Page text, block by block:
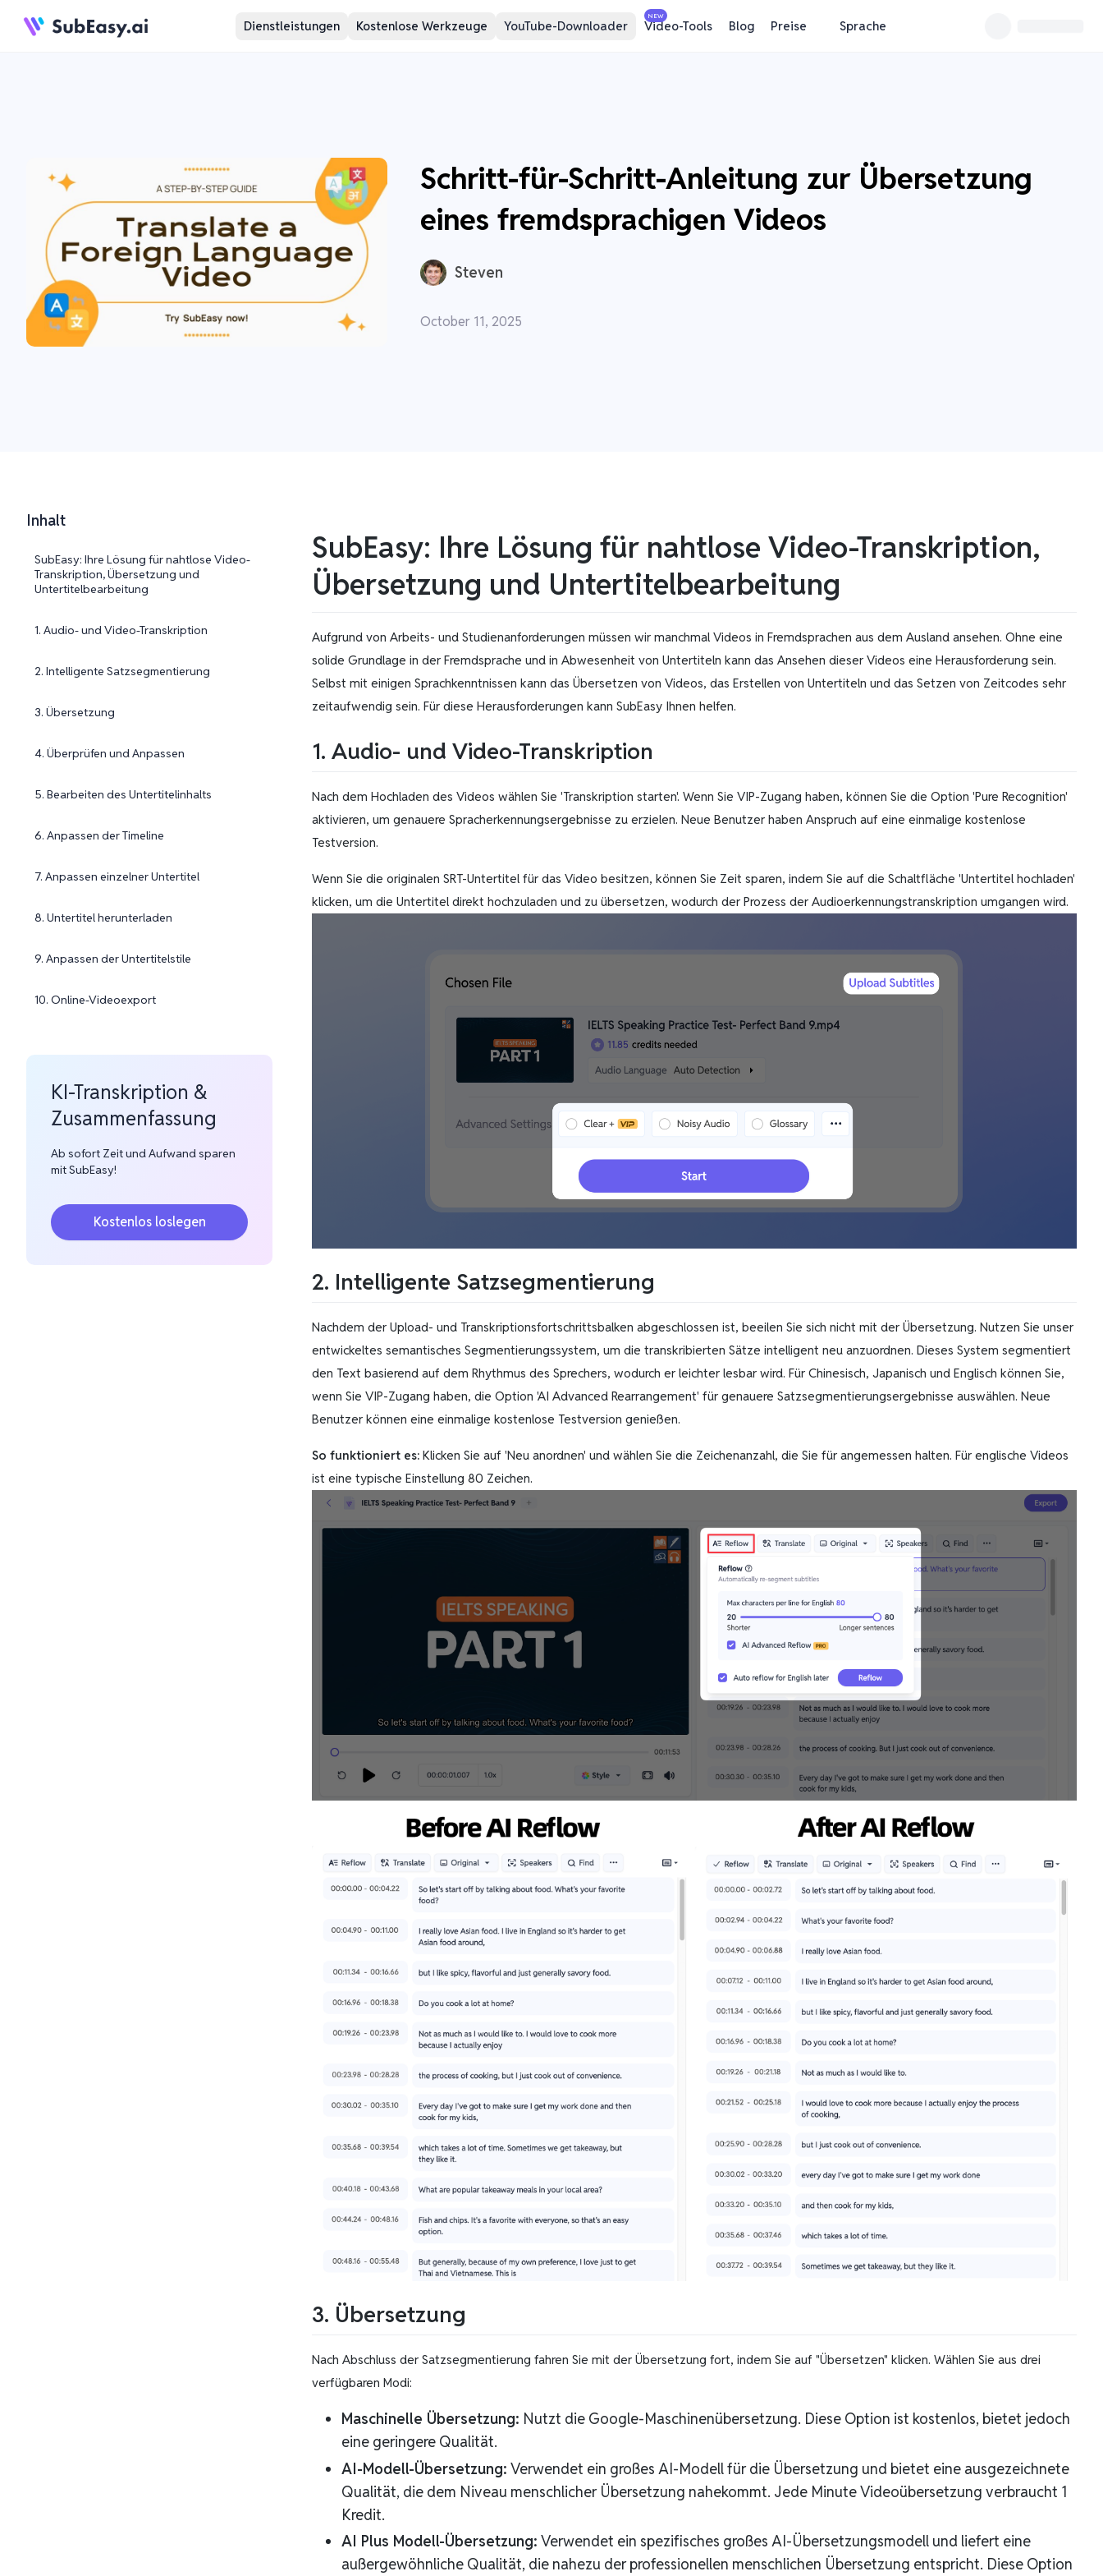
Dienstleistungen Kostenlose Werkzeuge YouTube-Downloader
NEW
Video-Tools Blog Preise Sprache
Schritt-für-Schritt-Anleitung zur Übersetzung
eines fremdsprachigen Videos
Steven
October 11, 2025
Inhalt
SubEasy: Ihre Lösung für nahtlose Video-
Transkription, Übersetzung und
Untertitelbearbeitung
1. Audio- und Video-Transkription
2. Intelligente Satzsegmentierung
3. Übersetzung
4. Überprüfen und Anpassen
5. Bearbeiten des Untertitelinhalts
6. Anpassen der Timeline
7. Anpassen einzelner Untertitel
8. Untertitel herunterladen
9. Anpassen der Untertitelstile
10. Online-Videoexport
KI-Transkription &
Zusammenfassung
Ab sofort Zeit und Aufwand sparen
mit SubEasy!
Kostenlos loslegen
SubEasy: Ihre Lösung für nahtlose Video-Transkription,
Übersetzung und Untertitelbearbeitung
Aufgrund von Arbeits- und Studienanforderungen müssen wir manchmal Videos in Fremdsprachen aus dem Ausland ansehen. Ohne eine
solide Grundlage in der Fremdsprache und in Abwesenheit von Untertiteln kann das Ansehen dieser Videos eine Herausforderung sein.
Selbst mit einigen Sprachkenntnissen kann das Übersetzen von Videos, das Erstellen von Untertiteln und das Setzen von Zeitcodes sehr
zeitaufwendig sein. Für diese Herausforderungen kann SubEasy Ihnen helfen.
1. Audio- und Video-Transkription
Nach dem Hochladen des Videos wählen Sie 'Transkription starten'. Wenn Sie VIP-Zugang haben, können Sie die Option 'Pure Recognition'
aktivieren, um genauere Spracherkennungsergebnisse zu erzielen. Neue Benutzer haben Anspruch auf eine einmalige kostenlose
Testversion.
Wenn Sie die originalen SRT-Untertitel für das Video besitzen, können Sie Zeit sparen, indem Sie auf die Schaltfläche 'Untertitel hochladen'
klicken, um die Untertitel direkt hochzuladen und zu übersetzen, wodurch der Prozess der Audioerkennungstranskription umgangen wird.
2. Intelligente Satzsegmentierung
Nachdem der Upload- und Transkriptionsfortschrittsbalken abgeschlossen ist, beeilen Sie sich nicht mit der Übersetzung. Nutzen Sie unser
entwickeltes semantisches Segmentierungssystem, um die transkribierten Sätze intelligent neu anzuordnen. Dieses System segmentiert
den Text basierend auf dem Rhythmus des Sprechers, wodurch er leichter lesbar wird. Für Chinesisch, Japanisch und Englisch können Sie,
wenn Sie VIP-Zugang haben, die Option 'AI Advanced Rearrangement' für genauere Satzsegmentierungsergebnisse auswählen. Neue
Benutzer können eine einmalige kostenlose Testversion genießen.
So funktioniert es: Klicken Sie auf 'Neu anordnen' und wählen Sie die Zeichenanzahl, die Sie für angemessen halten. Für englische Videos
ist eine typische Einstellung 80 Zeichen.
3. Übersetzung
Nach Abschluss der Satzsegmentierung fahren Sie mit der Übersetzung fort, indem Sie auf "Übersetzen" klicken. Wählen Sie aus drei
verfügbaren Modi:
Maschinelle Übersetzung: Nutzt die Google-Maschinenübersetzung. Diese Option ist kostenlos, bietet jedoch
eine geringere Qualität.
AI-Modell-Übersetzung: Verwendet ein großes AI-Modell für die Übersetzung und bietet eine ausgezeichnete
Qualität, die dem Niveau menschlicher Übersetzung nahekommt. Jede Minute Videoübersetzung verbraucht 1
Kredit.
AI Plus Modell-Übersetzung: Verwendet ein spezifisches großes AI-Übersetzungsmodell und liefert eine
außergewöhnliche Qualität, die nahezu der professionellen menschlichen Übersetzung entspricht. Diese Option